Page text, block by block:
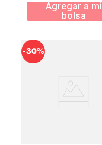
Agregar a mi
bolsa
-30%